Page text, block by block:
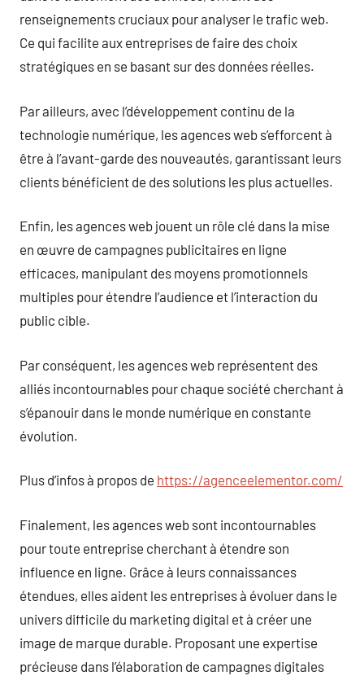
renseignements cruciaux pour analyser le trafic web.
Ce qui facilite aux entreprises de faire des choix
stratégiques en se basant sur des données réelles.
Par ailleurs, avec l’développement continu de la
technologie numérique, les agences web s’efforcent à
être à l’avant-garde des nouveautés, garantissant leurs
clients bénéficient de des solutions les plus actuelles.
Enfin, les agences web jouent un rôle clé dans la mise
en œuvre de campagnes publicitaires en ligne
efficaces, manipulant des moyens promotionnels
multiples pour étendre l’audience et l’interaction du
public cible.
Par conséquent, les agences web représentent des
alliés incontournables pour chaque société cherchant à
s’épanouir dans le monde numérique en constante
évolution.
Plus d’infos à propos de https://agenceelementor.com/
Finalement, les agences web sont incontournables
pour toute entreprise cherchant à étendre son
influence en ligne. Grâce à leurs connaissances
étendues, elles aident les entreprises à évoluer dans le
univers difficile du marketing digital et à créer une
image de marque durable. Proposant une expertise
précieuse dans l’élaboration de campagnes digitales